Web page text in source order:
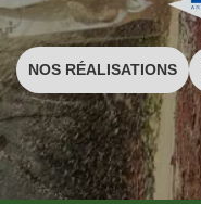
NOS RÉALISATIONS